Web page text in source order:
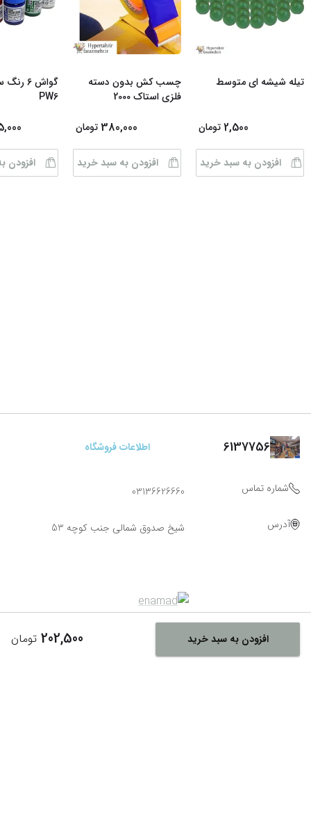
تیله شیشه ای متوسط
2,500 تومان
افزودن به سبد خرید
چسب کش بدون دسته
فلزی استاک 2000
380,000 تومان
افزودن به سبد خرید
گواش 6
PW6
افزودن
افزودن به سبد خرید 202,500 تومان
6137756 اطلاعات فروشگاه
شماره تماس 03136626660
آدرس شیخ صدوق شمالی جنب کوچه 53